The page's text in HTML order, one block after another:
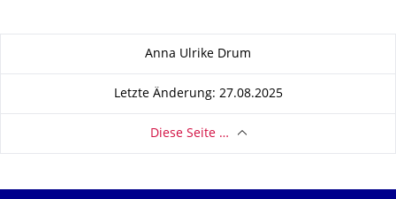
Anna Ulrike Drum
Letzte Änderung: 27.08.2025
Diese Seite …